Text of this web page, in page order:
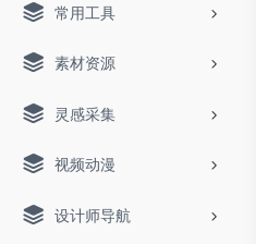
常用工具
素材资源
灵感采集
视频动漫
设计师导航